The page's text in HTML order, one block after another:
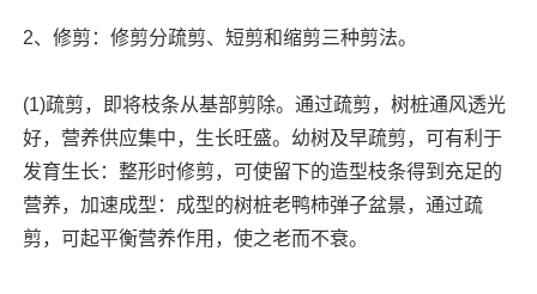
2、修剪：修剪分疏剪、短剪和缩剪三种剪法。
(1)疏剪，即将枝条从基部剪除。通过疏剪，树桩通风透光
好，营养供应集中，生长旺盛。幼树及早疏剪，可有利于
发育生长：整形时修剪，可使留下的造型枝条得到充足的
营养，加速成型：成型的树桩老鸭柿弹子盆景，通过疏
剪，可起平衡营养作用，使之老而不衰。